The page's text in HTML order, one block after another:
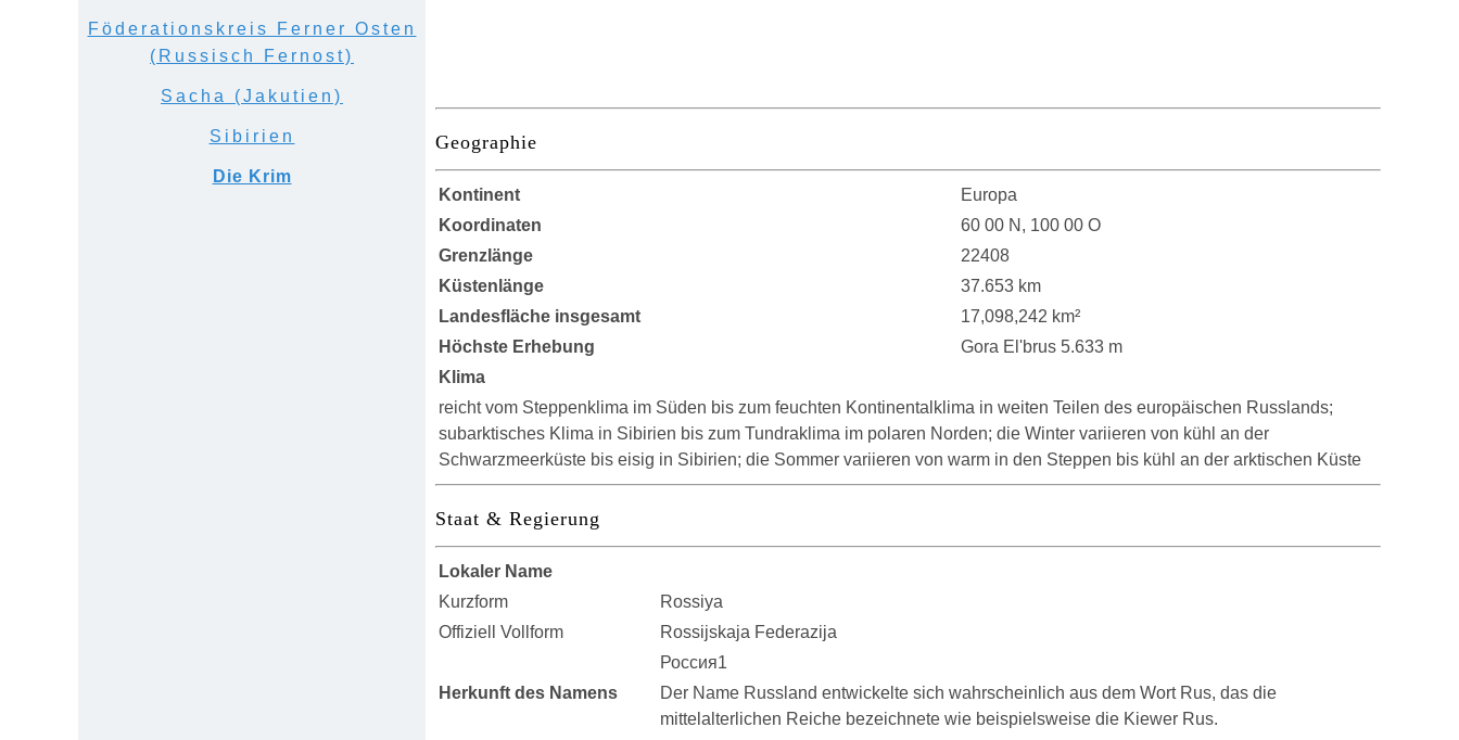
Föderationskreis Ferner Osten
(Russisch Fernost)
Sacha (Jakutien)
Sibirien
Die Krim
Geographie
Kontinent
Europa
Koordinaten
60 00 N, 100 00 O
Grenzlänge
22408
Küstenlänge
37.653 km
Landesfläche insgesamt
17,098,242 km²
Höchste Erhebung
Gora El'brus 5.633 m
Klima
reicht vom Steppenklima im Süden bis zum feuchten Kontinentalklima in weiten Teilen des europäischen Russlands;
subarktisches Klima in Sibirien bis zum Tundraklima im polaren Norden; die Winter variieren von kühl an der
Schwarzmeerküste bis eisig in Sibirien; die Sommer variieren von warm in den Steppen bis kühl an der arktischen Küste
Staat & Regierung
Lokaler Name
Kurzform
Rossiya
Offiziell Vollform
Rossijskaja Federazija
Россия1
Herkunft des Namens
Der Name Russland entwickelte sich wahrscheinlich aus dem Wort Rus, das die
mittelalterlichen Reiche bezeichnete wie beispielsweise die Kiewer Rus.